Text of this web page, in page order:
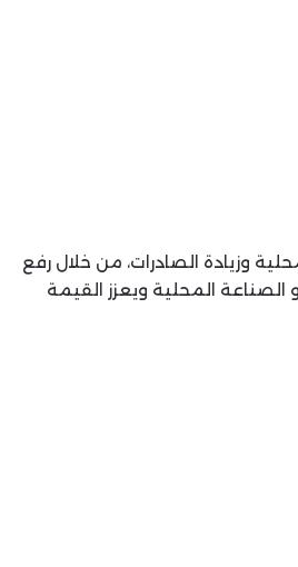
وزيادة الصادرات، من خلال رفع
الصناعة المحلية ويعزز القيمة